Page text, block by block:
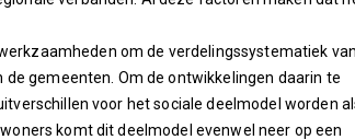
om de verdelingssystematiek
gemeenten. Om de ontwikkelingen daarin te
voor het sociale deelmodel worden
komt dit deelmodel evenwel neer op een